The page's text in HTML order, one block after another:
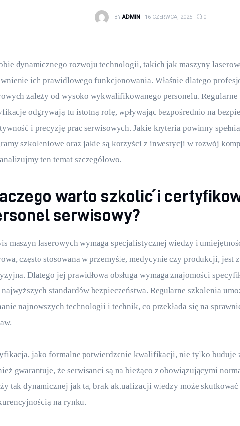
BY ADMIN 16 CZERWCA, 2025 0
dynamicznego rozwoju technologii, takich jak maszyny
ich prawidłowego funkcjonowania. Właśnie dlatego
zależy od wysoko wykwalifikowanego personelu. Regularne
odgrywają tu istotną rolę, wpływając bezpośrednio na
i precyzję prac serwisowych. Jakie kryteria powinny
szkoleniowe oraz jakie są korzyści z inwestycji w rozwój
ten temat szczegółowo.
warto szkolić i
serwisowy?
maszyn laserowych wymaga specjalistycznej wiedzy i
często stosowana w przemyśle, medycynie czy produkcji, jest
Dlatego jej prawidłowa obsługa wymaga znajomości
najwyższych standardów bezpieczeństwa. Regularne szkolenia
najnowszych technologii i technik, co przekłada się na
jako formalne potwierdzenie kwalifikacji, nie tylko buduje
gwarantuje, że serwisanci są na bieżąco z obowiązującymi
tak dynamicznej jak ta, brak aktualizacji wiedzy może skutkować
na rynku.